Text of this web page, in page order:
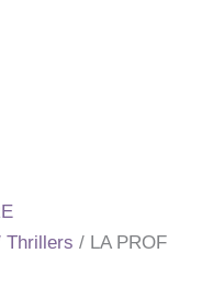
Thrillers / LA PROF